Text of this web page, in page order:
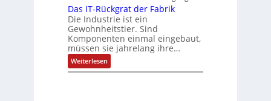
i
c
h
t
u
n
g
f
M
u
l
t
i
t
u
r
b
e
s
s
e
r
t
e
L
Das IT-Rückgrat der Fabrik
Die Industrie ist ein
Gewohnheitstier. Sind
Komponenten einmal eingebaut,
müssen sie jahrelang ihre…
Weiterlesen:
D